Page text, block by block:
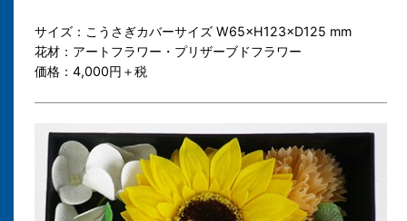
サイズ：こうさぎカバーサイズ W65×H123×D125 mm
花材：アートフラワー・プリザーブドフラワー
価格：4,000円＋税